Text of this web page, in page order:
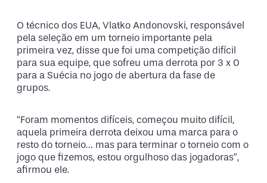
O técnico dos EUA, Vlatko Andonovski, responsável
pela seleção em um torneio importante pela
primeira vez, disse que foi uma competição difícil
para sua equipe, que sofreu uma derrota por 3 x 0
para a Suécia no jogo de abertura da fase de
grupos.
“Foram momentos difíceis, começou muito difícil,
aquela primeira derrota deixou uma marca para o
resto do torneio… mas para terminar o torneio com o
jogo que fizemos, estou orgulhoso das jogadoras”,
afirmou ele.